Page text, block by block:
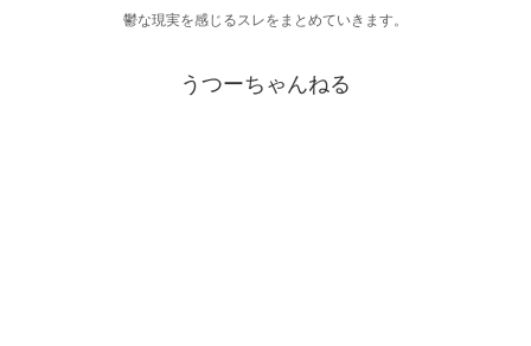
鬱な現実を感じるスレをまとめていきます。
うつーちゃんねる